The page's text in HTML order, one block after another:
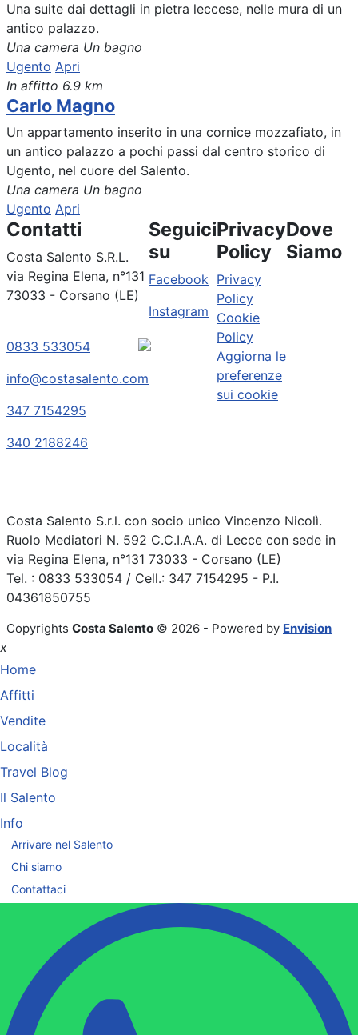
Una suite dai dettagli in pietra leccese, nelle mura di un
antico palazzo.
Una camera Un bagno
Ugento Apri
In affitto 6.9 km
Carlo Magno
Un appartamento inserito in una cornice mozzafiato, in
un antico palazzo a pochi passi dal centro storico di
Ugento, nel cuore del Salento.
Una camera Un bagno
Ugento Apri
Contatti
Costa Salento S.R.L.
via Regina Elena, n°131
73033 - Corsano (LE)
0833 533054
info@costasalento.com
347 7154295
340 2188246
Seguici
su
Facebook
Instagram
Privacy
Policy
Privacy
Policy
Cookie
Policy
Aggiorna le
preferenze
sui cookie
Dove
Siamo
Costa Salento S.r.l. con socio unico Vincenzo Nicolì.
Ruolo Mediatori N. 592 C.C.I.A.A. di Lecce con sede in
via Regina Elena, n°131 73033 - Corsano (LE)
Tel. : 0833 533054 / Cell.: 347 7154295 - P.I.
04361850755
Copyrights Costa Salento © 2026 - Powered by Envision
x
Home
Affitti
Vendite
Località
Travel Blog
Il Salento
Info
Arrivare nel Salento
Chi siamo
Contattaci